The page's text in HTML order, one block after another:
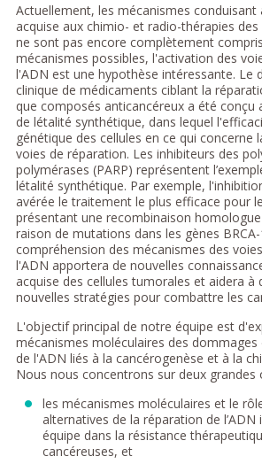
Actuellement, les mécanismes conduisant
acquise aux chimio- et radio-thérapies
ne sont pas encore complètement
mécanismes possibles, l'activation des
l'ADN est une hypothèse intéressante. Le
clinique de médicaments ciblant la
que composés anticancéreux a été conçu
de létalité synthétique, dans lequel
génétique des cellules en ce qui concerne
voies de réparation. Les inhibiteurs des
polymérases (PARP) représentent
létalité synthétique. Par exemple,
avérée le traitement le plus efficace pour
présentant une recombinaison
raison de mutations dans les gènes
compréhension des mécanismes des
l'ADN apportera de nouvelles
acquise des cellules tumorales et aidera à
nouvelles stratégies pour combattre les
L'objectif principal de notre équipe est
mécanismes moléculaires des
de l'ADN liés à la cancérogenèse et à la
Nous nous concentrons sur deux grandes
les mécanismes moléculaires et le
alternatives de la réparation de
équipe dans la résistance
cancéreuses, et